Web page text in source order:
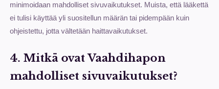
minimoidaan mahdolliset sivuvaikutukset. Muista, että lääkettä
ei tulisi käyttää yli suositellun määrän tai pidempään kuin
ohjeistettu, jotta vältetään haittavaikutukset.
4. Mitkä ovat Vaahdihapon
mahdolliset sivuvaikutukset?